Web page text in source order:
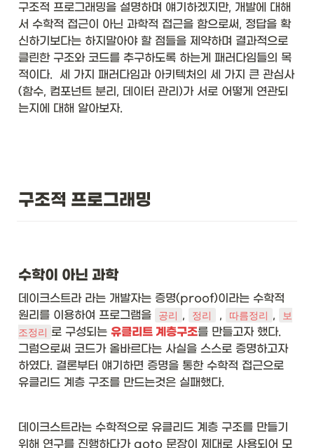
구조적 프로그래밍을 설명하며 얘기하겠지만, 개발에 대해
서 수학적 접근이 아닌 과학적 접근을 함으로써, 정답을 확
신하기보다는 하지말아야 할 점들을 제약하며 결과적으로
클린한 구조와 코드를 추구하도록 하는게 패러다임들의 목
적이다.  세 가지 패러다임과 아키텍처의 세 가지 큰 관심사
(함수, 컴포넌트 분리, 데이터 관리)가 서로 어떻게 연관되
는지에 대해 알아보자.
구조적 프로그래밍
수학이 아닌 과학
데이크스트라 라는 개발자는 증명(proof)이라는 수학적
원리를 이용하여 프로그램을
공리 , 정리 , 따름정리 ,
보
조정리 로 구성되는 유클리트 계층구조를 만들고자 했다.
그럼으로써 코드가 올바르다는 사실을 스스로 증명하고자
하였다. 결론부터 얘기하면 증명을 통한 수학적 접근으로
유클리드 계층 구조를 만드는것은 실패했다.
데이크스트라는 수학적으로 유클리드 계층 구조를 만들기
위해 연구를 진행하다가 goto 문장이 제대로 사용되어 모